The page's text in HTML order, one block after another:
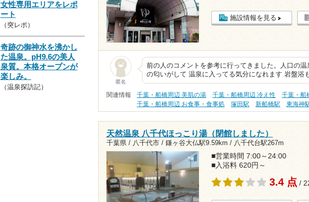
施設情報を見る
匿名
前の人のコメントを参考に行ってきました。人口の
の匂いがして 温泉に入ってる気分になれます 岩盤
関連情報 千葉・船橋周辺 美肌の湯 千葉・船橋周辺 冷え性
千葉・船
千葉・船橋周辺 お食事・食事処
塚田駅 新船橋駅 東海神
天然温泉 八千代ほっこり湯（閉館しました）
千葉県 / 八千代市 / 鎌ヶ谷大仏駅9.59km / 八千代台駅267m
■営業時間 7:00～24:00
■入浴料 620円～
3.4 点 /
女性専用エリアをレポ
ート
（突レポ）
奇跡の御神水を沸かし
た温泉。pH9.6の美人
泉質。本格オープンが
楽しみ。
（温泉探訪記）